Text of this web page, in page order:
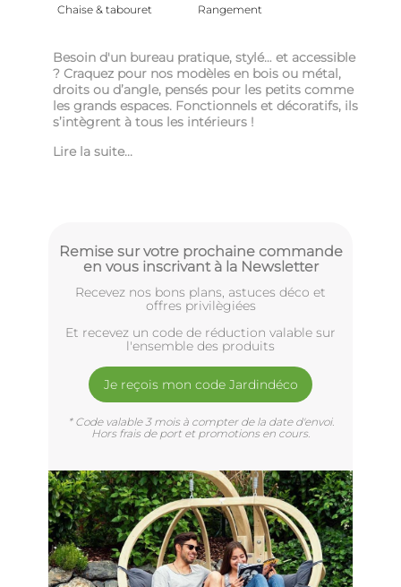
Chaise & tabouret Rangement
Besoin d'un bureau pratique, stylé… et accessible
? Craquez pour nos modèles en bois ou métal,
droits ou d’angle, pensés pour les petits comme
les grands espaces. Fonctionnels et décoratifs, ils
s’intègrent à tous les intérieurs !
Lire la suite...
Remise sur votre prochaine commande
en vous inscrivant à la Newsletter
Recevez nos bons plans, astuces déco et
offres privilègiées
Et recevez un code de réduction valable sur
l'ensemble des produits
Je reçois mon code Jardindéco
* Code valable 3 mois à compter de la date d'envoi.
Hors frais de port et promotions en cours.